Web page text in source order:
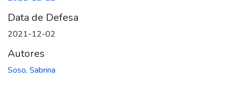
Data de Defesa
2021-12-02
Autores
Soso, Sabrina